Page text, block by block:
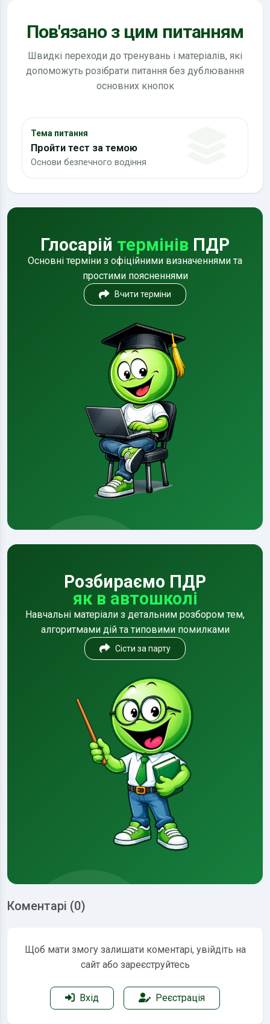
Пов'язано з цим питанням
Швидкі переходи до тренувань і матеріалів, які
допоможуть розібрати питання без дублювання
основних кнопок
Тема питання
Пройти тест за темою
Основи безпечного водіння
Глосарій термінів ПДР
Основні терміни з офіційними визначеннями та
простими поясненнями
Вчити терміни
Розбираємо ПДР
як в автошколі
Навчальні матеріали з детальним розбором тем,
алгоритмами дій та типовими помилками
Сісти за парту
Коментарі (0)
Щоб мати змогу залишати коментарі, увійдіть на
сайт або зареєструйтесь
Вхід Реєстрація